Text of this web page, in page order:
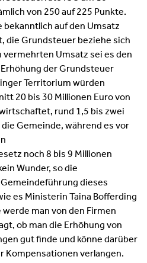
von 250 auf 225 Punkte.
auf den Umsatz
die Grundsteuer beziehe sich
Umsatz sei es den
der Grundsteuer
Territorium würden
20 bis 30 Millionen Euro von
rund 1,5 bis zwei
Gemeinde, während es vor
noch 8 bis 9 Millionen
Wunder, so die
dieses
es Ministerin Taina Bofferding
man von den Firmen
ob man die Erhöhung von
gut finde und könne darüber
Kompensationen verlangen.